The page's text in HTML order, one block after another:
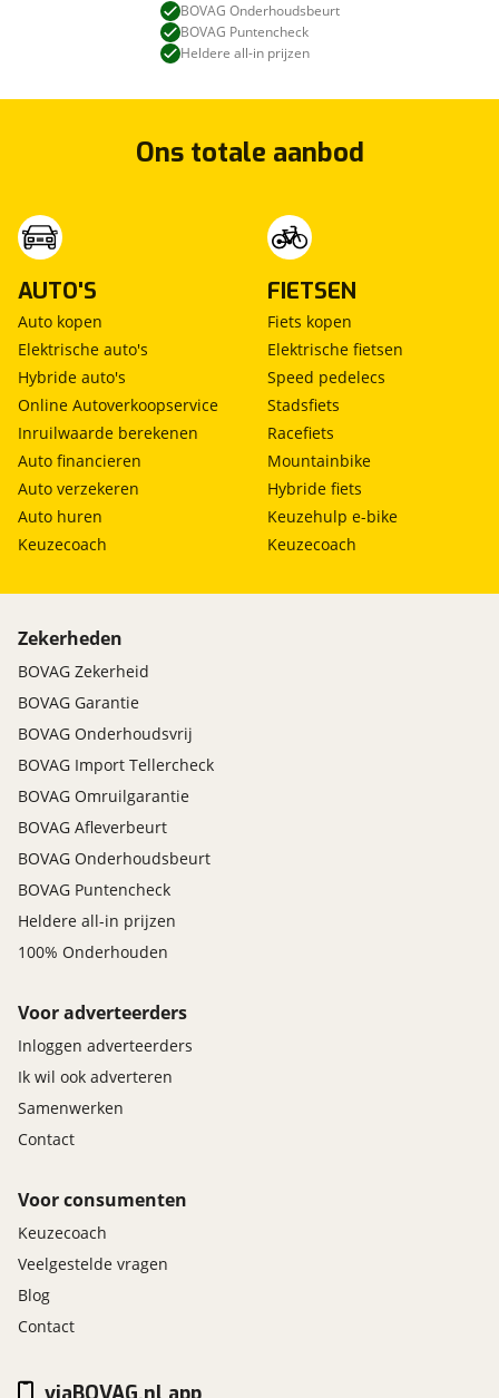
BOVAG Onderhoudsbeurt
BOVAG Puntencheck
Heldere all-in prijzen
Ons totale aanbod
AUTO'S
Auto kopen
Elektrische auto's
Hybride auto's
Online Autoverkoopservice
Inruilwaarde berekenen
Auto financieren
Auto verzekeren
Auto huren
Keuzecoach
FIETSEN
Fiets kopen
Elektrische fietsen
Speed pedelecs
Stadsfiets
Racefiets
Mountainbike
Hybride fiets
Keuzehulp e-bike
Keuzecoach
Zekerheden
BOVAG Zekerheid
BOVAG Garantie
BOVAG Onderhoudsvrij
BOVAG Import Tellercheck
BOVAG Omruilgarantie
BOVAG Afleverbeurt
BOVAG Onderhoudsbeurt
BOVAG Puntencheck
Heldere all-in prijzen
100% Onderhouden
Voor adverteerders
Inloggen adverteerders
Ik wil ook adverteren
Samenwerken
Contact
Voor consumenten
Keuzecoach
Veelgestelde vragen
Blog
Contact